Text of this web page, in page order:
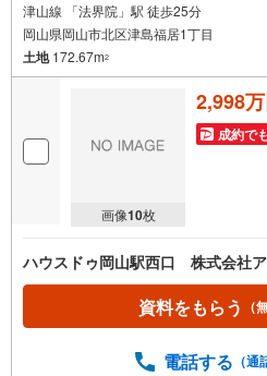
津山線 「法界院」駅 徒歩25分
岡山県岡山市北区津島福居1丁目
土地172.67m2
画像10枚
2,998
成約で
ハウスドゥ岡山駅西口 株式会社
資料をもらう （
電話する （通